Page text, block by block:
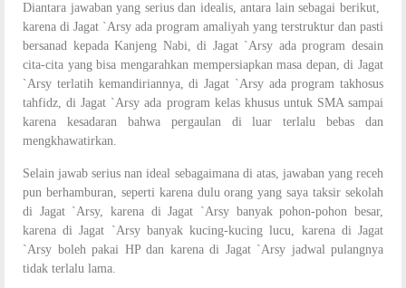
Diantara jawaban yang serius dan idealis, antara lain sebagai berikut,
karena di Jagat `Arsy ada program amaliyah yang terstruktur dan pasti
bersanad kepada Kanjeng Nabi, di Jagat `Arsy ada program desain
cita-cita yang bisa mengarahkan mempersiapkan masa depan, di Jagat
`Arsy terlatih kemandiriannya, di Jagat `Arsy ada program takhosus
tahfidz, di Jagat `Arsy ada program kelas khusus untuk SMA sampai
karena kesadaran bahwa pergaulan di luar terlalu bebas dan
mengkhawatirkan.
Selain jawab serius nan ideal sebagaimana di atas, jawaban yang receh
pun berhamburan, seperti karena dulu orang yang saya taksir sekolah
di Jagat `Arsy, karena di Jagat `Arsy banyak pohon-pohon besar,
karena di Jagat `Arsy banyak kucing-kucing lucu, karena di Jagat
`Arsy boleh pakai HP dan karena di Jagat `Arsy jadwal pulangnya
tidak terlalu lama.